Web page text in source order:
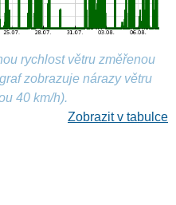
rychlost větru změřenou
zobrazuje nárazy větru
40 km/h).
Zobrazit v tabulce